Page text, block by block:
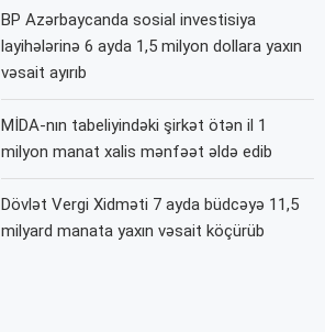
BP Azərbaycanda sosial investisiya
layihələrinə 6 ayda 1,5 milyon dollara yaxın
vəsait ayırıb
MİDA-nın tabeliyindəki şirkət ötən il 1
milyon manat xalis mənfəət əldə edib
Dövlət Vergi Xidməti 7 ayda büdcəyə 11,5
milyard manata yaxın vəsait köçürüb